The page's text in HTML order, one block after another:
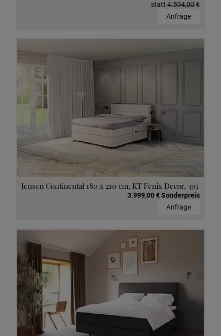
statt 4.594,00 €
Anfrage
Jensen Continental 180 x 210 cm, KT Fenix Decor, 395
3.999,00 € Sonderpreis
Anfrage